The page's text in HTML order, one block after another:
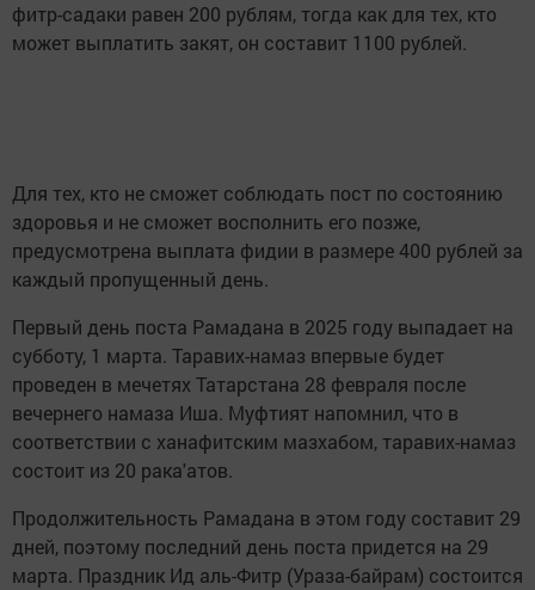
фитр-садаки равен 200 рублям, тогда как для тех, кто
может выплатить закят, он составит 1100 рублей.
Для тех, кто не сможет соблюдать пост по состоянию
здоровья и не сможет восполнить его позже,
предусмотрена выплата фидии в размере 400 рублей за
каждый пропущенный день.
Первый день поста Рамадана в 2025 году выпадает на
субботу, 1 марта. Таравих-намаз впервые будет
проведен в мечетях Татарстана 28 февраля после
вечернего намаза Иша. Муфтият напомнил, что в
соответствии с ханафитским мазхабом, таравих-намаз
состоит из 20 рака'атов.
Продолжительность Рамадана в этом году составит 29
дней, поэтому последний день поста придется на 29
марта. Праздник Ид аль-Фитр (Ураза-байрам) состоится